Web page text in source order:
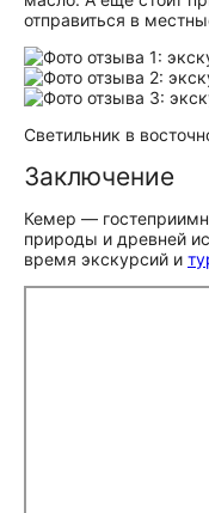
отправиться в
Светильник в
Заключение
Кемер —
природы и древней
время экскурсий и